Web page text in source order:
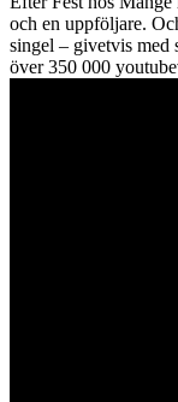
och en uppföljare.
singel – givetvis med
över 350 000